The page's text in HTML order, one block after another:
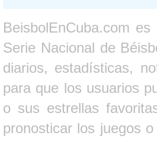
BeisbolEnCuba.com
Serie Nacional de
diarios, estadísticas,
para que los usuarios
o sus estrellas
pronosticar los juegos